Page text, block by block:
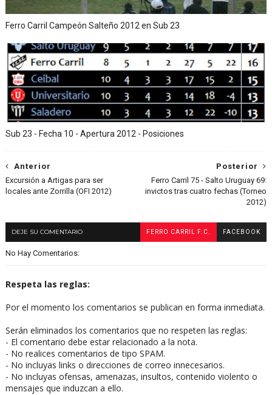
Ferro Carril Campeón Salteño 2012 en Sub 23
Sub 23 - Fecha 10 - Apertura 2012 - Posiciones
Posterior
Ferro Carril 75 - Salto Uruguay 69:
invictos tras cuatro fechas (Torneo
2012)
Anterior
Excursión a Artigas para ser
locales ante Zorrilla (OFI 2012)
DEJE SU COMENTARIO FERRO CARRIL F.C. FACEBOOK
No Hay Comentarios:
Respeta las reglas:
Por el momento los comentarios se publican en forma inmediata.
Serán eliminados los comentarios que no respeten las reglas:
- El comentario debe estar relacionado a la nota.
- No realices comentarios de tipo SPAM.
- No incluyas links o direcciones de correo innecesarios.
- No incluyas ofensas, amenazas, insultos, contenido violento o
mensajes que induzcan a ello.